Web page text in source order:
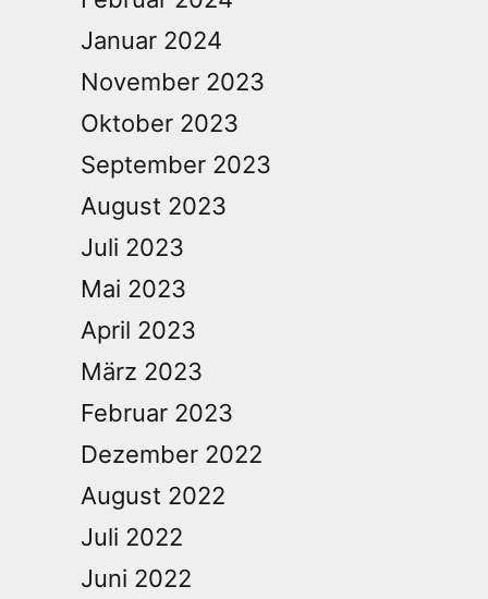
Januar 2024
November 2023
Oktober 2023
September 2023
August 2023
Juli 2023
Mai 2023
April 2023
März 2023
Februar 2023
Dezember 2022
August 2022
Juli 2022
Juni 2022